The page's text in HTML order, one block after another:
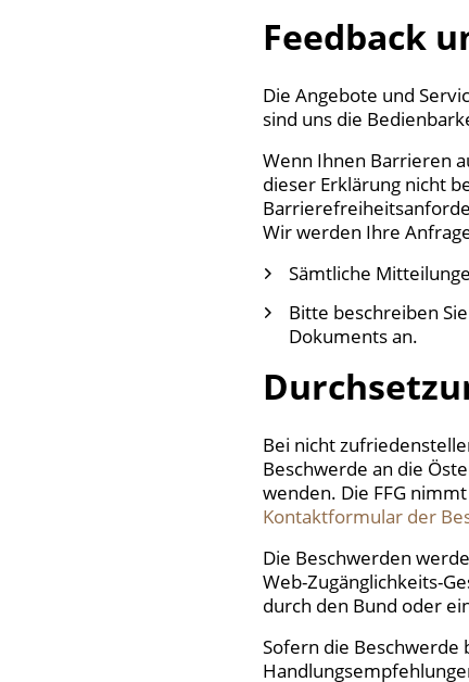
Feedback
Die Angebote und
sind uns die
Wenn Ihnen Barrieren
dieser Erklärung nicht
Wir werden Ihre
Sämtliche
Bitte beschreiben
Dokuments an.
Bei nicht
Beschwerde an die
wenden. Die FFG
Kontaktformular der
Die Beschwerden
Web-Zugänglichkeits-
durch den Bund oder
Sofern die Beschwerde